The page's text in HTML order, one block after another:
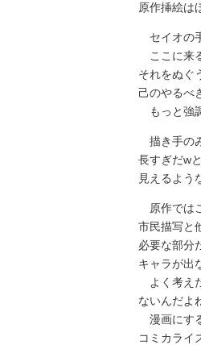
原作挿絵は
セイオの
ここに来
それをぬぐ
己のやるべ
もっと強
描き手の
長すぎだw
見えるよう
原作では
市民描写と
必要な部分
キャラが出
よく考え
ないんだよ
漫画にす
コミカライ